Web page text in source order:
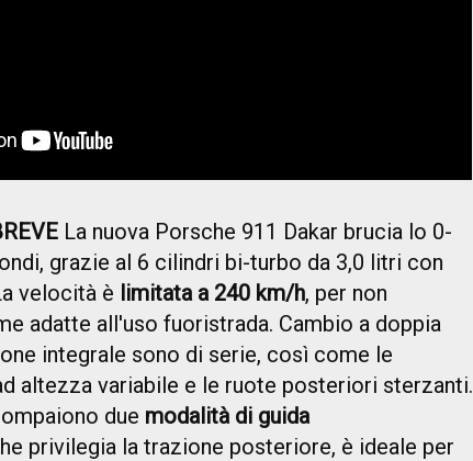
La nuova Porsche 911 Dakar brucia lo 0-
grazie al 6 cilindri bi-turbo da 3,0 litri con
velocità è limitata a 240 km/h, per non
adatte all'uso fuoristrada. Cambio a doppia
integrale sono di serie, così come le
altezza variabile e le ruote posteriori sterzanti.
due modalità di guida
privilegia la trazione posteriore, è ideale per